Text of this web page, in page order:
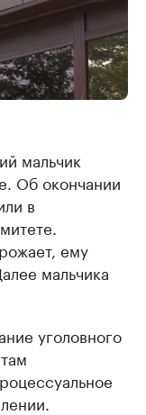
мальчик
Об окончании
в
ему
мальчика
уголовного